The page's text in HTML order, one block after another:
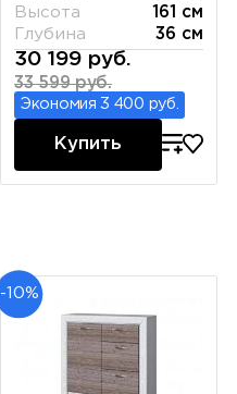
Высота
161 см
Глубина
36 см
30 199 руб.
33 599 руб.
Экономия 3 400 руб.
Купить
-10%